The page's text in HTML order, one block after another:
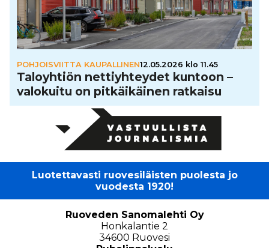
POHJOISVIITTA KAUPALLINEN12.05.2026 klo 11.45
Talo­yh­tiön net­tiyh­tey­det kuntoon –
valokuitu on pit­käi­käi­nen ratkaisu
Luotettavasti ruovesiläisten puolesta jo
vuodesta 1920!
Ruoveden Sanomalehti Oy
Honkalantie 2
34600 Ruovesi